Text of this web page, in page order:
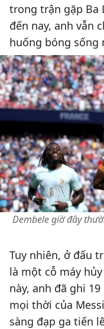
trong trận gặp Ba
đến nay, anh vẫn
huống bóng sống
Dembele giờ đây
Tuy nhiên, ở đấu
là một cỗ máy
này, anh đã ghi
mọi thời của
sàng đạp ga tiến